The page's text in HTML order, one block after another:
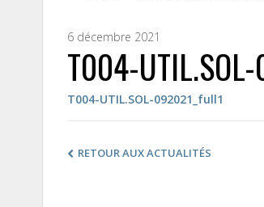
6 décembre 2021
T004-
T004-UTIL.SOL-092021_full1
RETOUR AUX ACTUALITÉS